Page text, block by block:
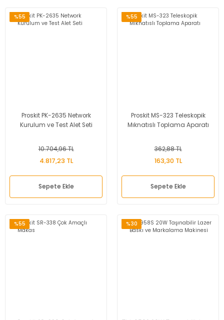
%55
Proskit PK-2635 Network
Kurulum ve Test Alet Seti
10.704,96 TL
4.817,23 TL
Sepete Ekle
%55
Proskit MS-323 Teleskopik
Mıknatıslı Toplama Aparatı
362,88 TL
163,30 TL
Sepete Ekle
%55 %30